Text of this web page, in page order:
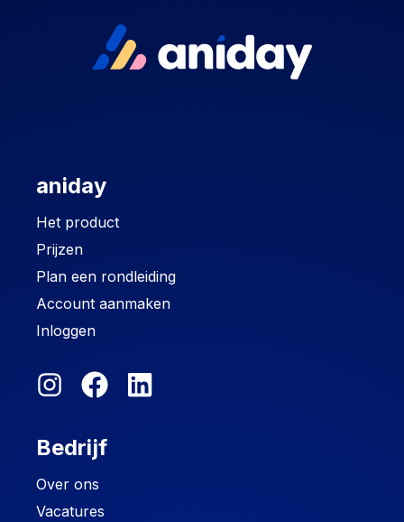
aniday
Het product
Prijzen
Plan een rondleiding
Account aanmaken
Inloggen
Bedrijf
Over ons
Vacatures